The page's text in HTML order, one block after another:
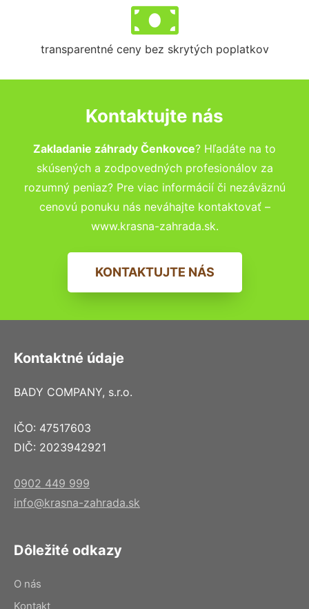
transparentné ceny bez skrytých poplatkov
Kontaktujte nás
Zakladanie záhrady Čenkovce? Hľadáte na to
skúsených a zodpovedných profesionálov za
rozumný peniaz? Pre viac informácií či nezáväznú
cenovú ponuku nás neváhajte kontaktovať –
www.krasna-zahrada.sk.
KONTAKTUJTE NÁS
Kontaktné údaje
BADY COMPANY, s.r.o.
IČO: 47517603
DIČ: 2023942921
0902 449 999
info@krasna-zahrada.sk
Dôležité odkazy
O nás
Kontakt